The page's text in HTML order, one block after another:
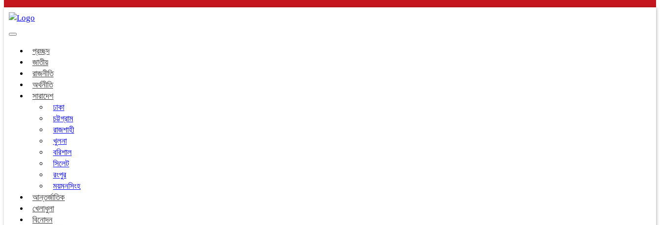
Toggle
প্রচ্ছদ
জাতীয়
রাজনীতি
অর্থনীতি
সারাদেশ
ঢাকা
চট্টগ্রাম
রাজশাহী
খুলনা
বরিশাল
সিলেট
রংপুর
ময়মনসিংহ
আন্তর্জাতিক
খেলাধুলা
বিনোদন